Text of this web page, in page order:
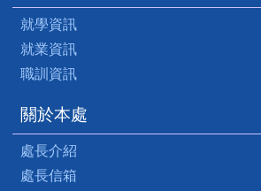
就學資訊
就業資訊
職訓資訊
關於本處
處長介紹
處長信箱